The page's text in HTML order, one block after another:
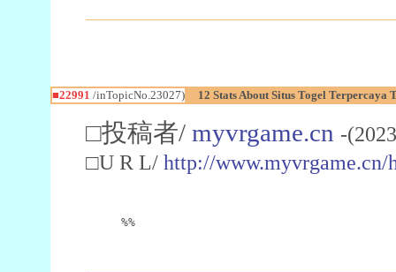
■22991 /inTopicNo.23027) 12 Stats About Situs Togel Terpercaya
□投稿者/ myvrgame.cn -
□U R L/ http://www.myvrgame.cn/
%%